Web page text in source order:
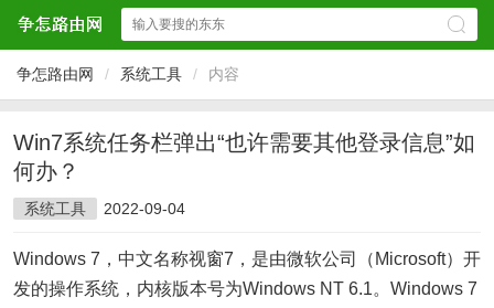
争怎路由网 / 系统工具 / 内容
Win7系统任务栏弹出“也许需要其他登录信息”如
何办？
系统工具 2022-09-04
Windows 7，中文名称视窗7，是由微软公司（Microsoft）开
发的操作系统，内核版本号为Windows NT 6.1。Windows 7